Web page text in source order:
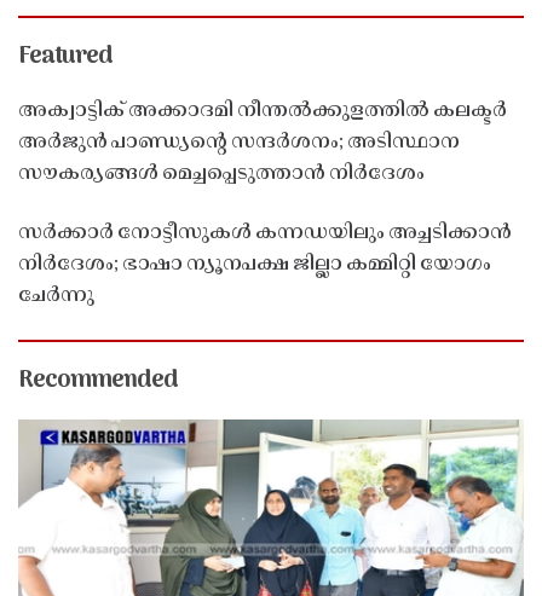
Featured
അക്വാട്ടിക് അക്കാദമി നീന്തൽക്കുളത്തിൽ കലക്ടർ
അർജുൻ പാണ്ഡ്യൻ്റെ സന്ദർശനം; അടിസ്ഥാന
സൗകര്യങ്ങൾ മെച്ചപ്പെടുത്താൻ നിർദേശം
സർക്കാർ നോട്ടീസുകൾ കന്നഡയിലും അച്ചടിക്കാൻ
നിർദേശം; ഭാഷാ ന്യൂനപക്ഷ ജില്ലാ കമ്മിറ്റി യോഗം
ചേർന്നു
Recommended